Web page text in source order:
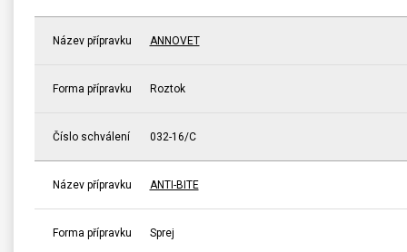
Název přípravku ANNOVET
Forma přípravku Roztok
Číslo schválení 032-16/C
Název přípravku ANTI-BITE
Forma přípravku Sprej